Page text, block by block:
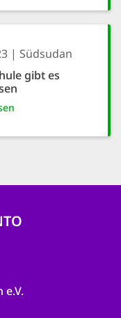
Südsudan
gibt es
e.V.